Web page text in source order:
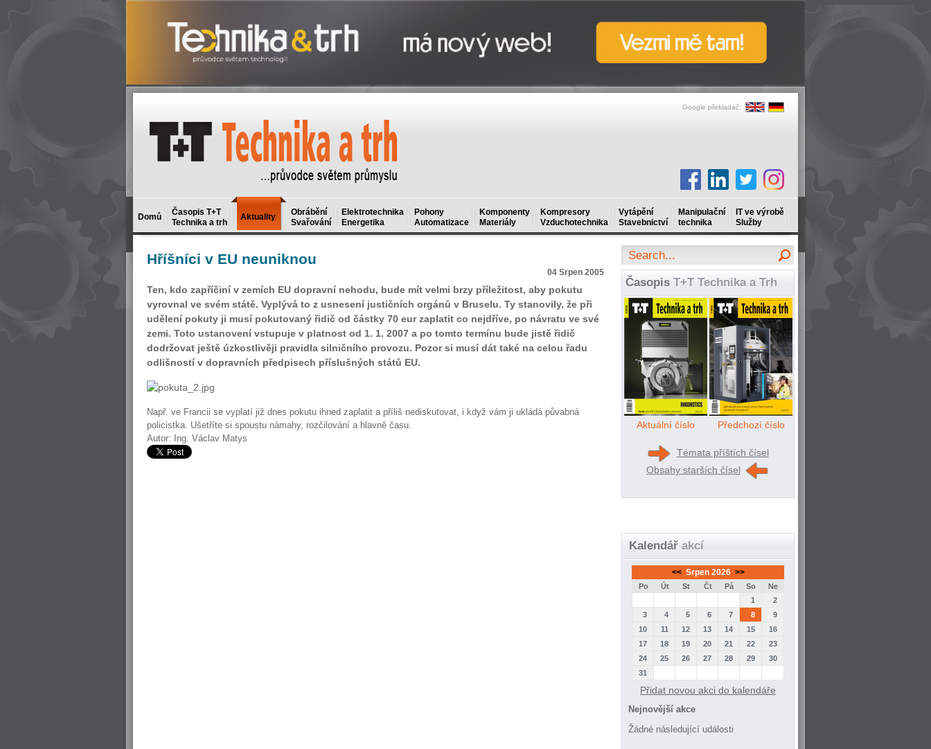
Google překladač:
Domů
Časopis T+T
Technika a trh
Aktuality
Obrábění
Svařování
Elektrotechnika
Energetika
Pohony
Automatizace
Komponenty
Materiály
Kompresory
Vzduchotechnika
Vytápění
Stavebnictví
Manipulační
technika
IT ve výrobě
Služby
Hříšníci v EU neuniknou
04 Srpen 2005
Ten, kdo zapříčiní v zemích EU dopravní nehodu, bude mít velmi brzy příležitost, aby pokutu
vyrovnal ve svém státě. Vyplývá to z usnesení justičních orgánů v Bruselu. Ty stanovily, že při
udělení pokuty ji musí pokutovaný řidič od částky 70 eur zaplatit co nejdříve, po návratu ve své
zemi. Toto ustanovení vstupuje v platnost od 1. 1. 2007 a po tomto termínu bude jistě řidič
dodržovat ještě úzkostlivěji pravidla silničního provozu. Pozor si musí dát také na celou řadu
odlišností v dopravních předpisech příslušných států EU.
Např. ve Francii se vyplatí již dnes pokutu ihned zaplatit a příliš nediskutovat, i když vám ji ukládá půvabná
policistka. Ušetříte si spoustu námahy, rozčilování a hlavně času.
Autor: Ing. Václav Matys
Časopis T+T Technika a Trh
Aktuální číslo Předchozí číslo
Témata příštích čísel
Obsahy starších čísel
Kalendář akcí
<< Srpen 2026 >>
Po Út St Čt Pá So
Ne
1
2
3
4 5 6 7 8
9
10
11 12 13 14 15
16
17
18 19 20 21 22
23
24
25 26 27 28 29
30
31
Přidat novou akci do kalendáře
Nejnovější akce
Žádné následující události